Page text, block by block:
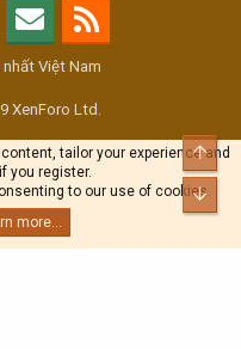
Việt Nam
XenForo Ltd.
tailor your experience and
you register.
to our use of cookies.
more...
Top